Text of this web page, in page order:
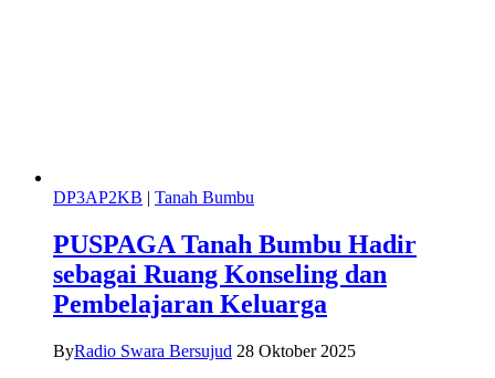
DP3AP2KB | Tanah Bumbu
PUSPAGA Tanah Bumbu Hadir
sebagai Ruang Konseling dan
Pembelajaran Keluarga
ByRadio Swara Bersujud 28 Oktober 2025